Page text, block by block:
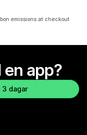
emissions at checkout
app?
3 dagar